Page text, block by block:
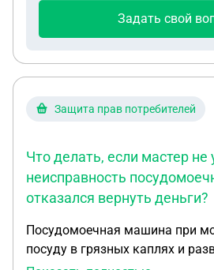
Задать свой
Защита прав потребителей
Что делать, если мастер не
неисправность
отказался вернуть деньги?
Посудомоечная машина при
посуду в грязных каплях и